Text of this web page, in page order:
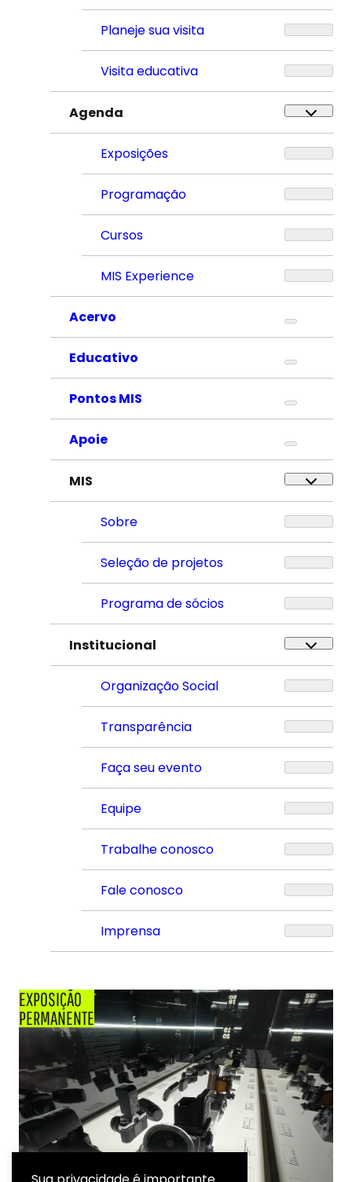
Planeje sua visita
Visita educativa
Agenda
Exposições
Programação
Cursos
MIS Experience
Acervo
Educativo
Pontos MIS
Apoie
MIS
Sobre
Seleção de projetos
Programa de sócios
Institucional
Organização Social
Transparência
Faça seu evento
Equipe
Trabalhe conosco
Fale conosco
Imprensa
EXPOSIÇÃO
PERMANENTE